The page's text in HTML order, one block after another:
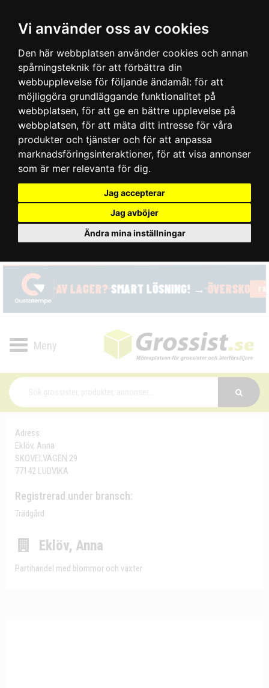
Vi använder oss av cookies
Den här webbplatsen använder cookies och annan
spårningsteknik för att förbättra din
webbupplevelse för följande ändamål: för att
möjliggöra grundläggande funktionalitet på
webbplatsen, för att ge en bättre upplevelse på
webbplatsen, för att mäta ditt intresse för våra
produkter och tjänster och för att anpassa
marknadsföringsinteraktioner, för att visa annonser
som är mer relevanta för dig.
Jag accepterar
Jag avböjer
Ändra mina inställningar
Toggle
Adress:
Eklöv, Anna
SKOVELVÄGEN 29
77142 LUDVIKA
Registrerad under bransch:
Trädgård
Eklöv, Anna
Partihandel med blommor och växter